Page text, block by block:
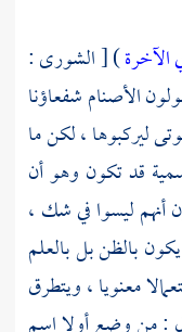
الآخرة) [ الشورى :
الأصنام شفعاؤنا
ليركبوها ، لكن ما
قد تكون وهو أن
أنهم ليسوا في شك ،
بالظن بل بالعلم
معنويا ، ويتطرق